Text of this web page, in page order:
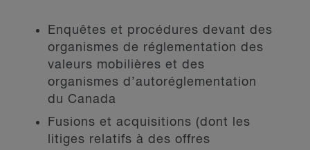
Enquêtes et procédures devant des
organismes de réglementation des
valeurs mobilières et des
organismes d’autoréglementation
du Canada
Fusions et acquisitions (dont les
litiges relatifs à des offres